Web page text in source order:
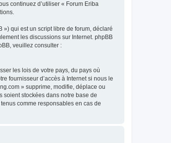
continuez d’utiliser « Forum Eriba
») qui est un script libre de forum, déclaré
les discussions sur Internet. phpBB
veuillez consulter :
les lois de votre pays, du pays où
fournisseur d’accès à Internet si nous le
» supprime, modifie, déplace ou
soient stockées dans notre base de
comme responsables en cas de